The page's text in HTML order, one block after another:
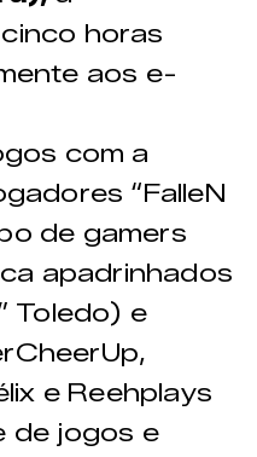
horas
aos e-
com a
“FalleN
de gamers
apadrinhados
Toledo) e
e Reehplays
de jogos e